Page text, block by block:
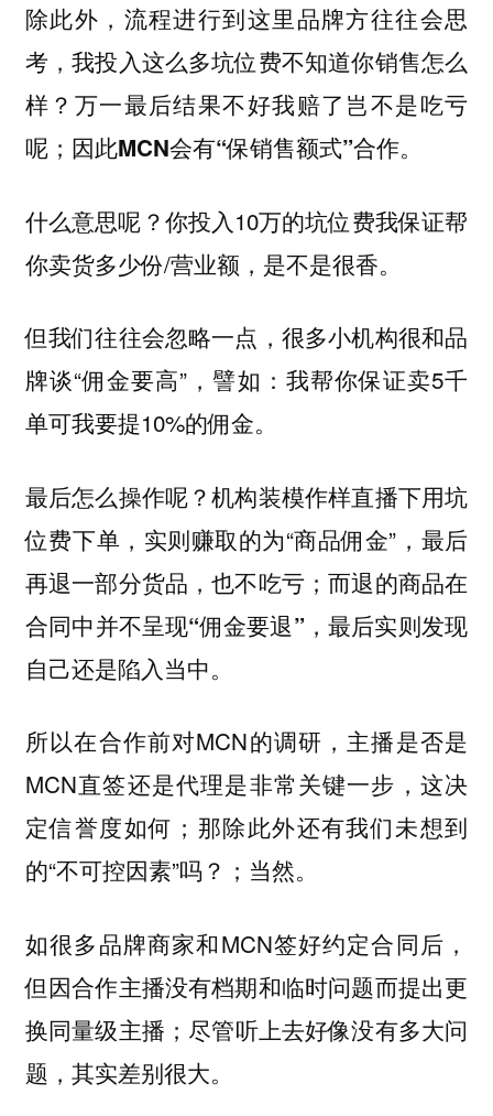
除此外，流程进行到这里品牌方往往会思
考，我投入这么多坑位费不知道你销售怎么
样？万一最后结果不好我赔了岂不是吃亏
呢； 因此MCN会有“保销售额式”合作。
什么意思呢？你投入10万的坑位费我保证帮
你卖货多少份/营业额，是不是很香。
但我们往往会忽略一点，很多小机构很和品
牌谈“佣金要高”，譬如：我帮你保证卖5千
单可我要提10%的佣金。
最后怎么操作呢？机构装模作样直播下用坑
位费下单，实则赚取的为“商品佣金”，最后
再退一部分货品，也不吃亏；而退的商品在
合同中并不呈现“佣金要退”，最后实则发现
自己还是陷入当中。
所以在合作前对MCN的调研，主播是否是
MCN直签还是代理是非常关键一步，这决
定信誉度如何；那除此外还有我们未想到
的“不可控因素”吗？；当然。
如很多品牌商家和MCN签好约定合同后，
但因合作主播没有档期和临时问题而提出更
换同量级主播； 尽管听上去好像没有多大问
题，其实差别很大。